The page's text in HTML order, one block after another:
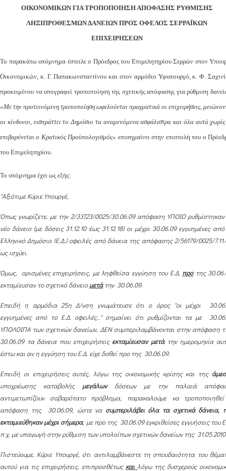
ΟΙΚΟΝΟΜΙΚΩΝ ΓΙΑ ΤΡΟΠΟΠΟΙΗΣΗ ΑΠΟΦΑΣΗΣ ΡΥΘΜΙΣΗΣ
ΛΗΞΙΠΡΟΘΕΣΜΩΝ ΔΑΝΕΙΩΝ ΠΡΟΣ ΟΦΕΛΟΣ ΣΕΡΡΑΪΚΩΝ
ΕΠΙΧΕΙΡΗΣΕΩΝ
Το παρακάτω υπόμνημα έστειλε ο Πρόεδρος του Επιμελητηρίου Σερρών στον
Οικονομικών, κ. Γ. Παπακωνσταντίνου και στον αρμόδιο Υφυπουργό, κ. Φ.
προκειμένου να υπογραφεί τροποποίηση της σχετικής απόφασης για ρύθμιση
«Με την προτεινόμενη τροποποίηση ωφελούνται πραγματικά οι επιχειρήσεις,
οι κίνδυνοι, εισπράττει το Δημόσιο τα αναμενόμενα ασφάλιστρα και όλα αυτά
επιβαρύνεται ο Κρατικός Προϋπολογισμός» επισημαίνει στην επιστολή του ο
του Επιμελητηρίου.
Το υπόμνημα έχει ως εξής:
"Αξιότιμε Κύριε Υπουργέ,
Όπως γνωρίζετε, με την 2/33723/0025/30.06.09 απόφαση ΥΠΟΙΟ
νέο δάνειο (με δόσεις 31.12.10 έως 31.12.18) οι μέχρι 30.06.09 εγγυημένες
Ελληνικό Δημόσιο (Ε.Δ.) οφειλές από δάνεια της απόφασης 2/56179/0025/
ως ισχύει.
Όμως, ορισμένες επιχειρήσεις, με ληφθείσα εγγύηση του Ε.Δ. προτης
εκταμίευσαν το σχετικό δάνειομετάτην 30.06.09.
Επειδή η αρμόδια 25η Δ/νση γνωμάτευσε ότι ο όρος ''οι μέχρι
εγγυημένες από το Ε.Δ. οφειλές..'' σημαίνει ότι ρυθμίζονται τα με
ΥΠΟΛΟΙΠΑ των σχετικών δανείων, ΔΕΝ συμπεριλαμβάνονται στην απόφαση
30.06.09 τα δάνεια που επιχειρήσεις εκταμίευσαν μετάτην ημερομηνία
έστω και αν η εγγύηση του Ε.Δ. είχε δοθεί προ της 30.06.09.
Επειδή οι επιχειρήσεις αυτές, λόγω της οικονομικής κρίσης και της
υποχρέωσης καταβολής μεγάλωνδόσεων με την παλαιά
αντιμετωπίζουν σοβαρότατο πρόβλημα, παρακαλούμε να
απόφαση της 30.06.09, ώστε να συμπεριλάβει όλα τα σχετικά δάνεια,
εκταμιεύθηκαν μέχρι σήμερα, με προ της 30.06.09 εγκριθείσες εγγυήσεις του
π.χ. με υπαγωγή στην ρύθμιση των υπολοίπων σχετικών δανείων της
Πιστεύουμε, Κύριε Υπουργέ, ότι αντιλαμβάνεστε τη σπουδαιότητα του
αυτού για τις επιχειρήσεις, επιπροσθέτως και λόγω της δυσχερούς